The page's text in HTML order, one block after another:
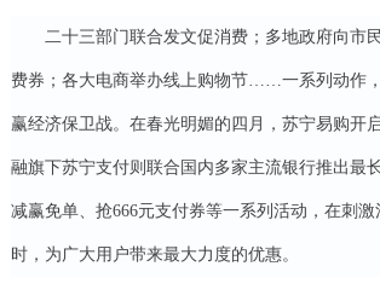
二十三部门联合发文促消费；多地政府向市
费券；各大电商举办线上购物节……一系列动作
赢经济保卫战。在春光明媚的四月，苏宁易购开
融旗下苏宁支付则联合国内多家主流银行推出最
减赢免单、抢666元支付券等一系列活动，在刺激
时，为广大用户带来最大力度的优惠。